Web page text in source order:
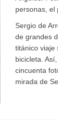
personas, el
Sergio de
de grandes
titánico viaje
bicicleta.
cincuenta
mirada de